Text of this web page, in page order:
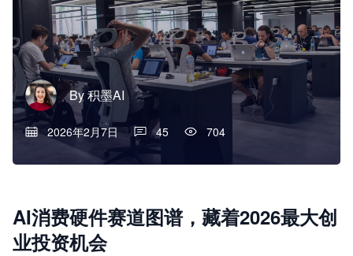
By积墨AI
2026年2月7日 45 704
AI消费硬件赛道图谱，藏着2026最大创
业投资机会